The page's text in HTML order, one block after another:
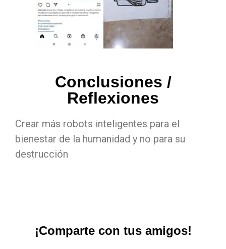
Conclusiones /
Reflexiones
Crear más robots inteligentes para el
bienestar de la humanidad y no para su
destrucción
¡Comparte con tus amigos!